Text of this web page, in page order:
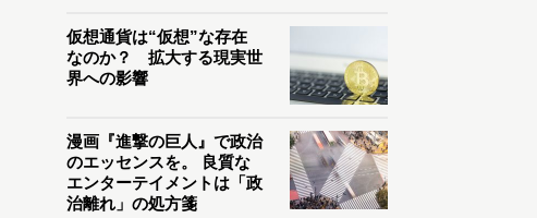
仮想通貨は“仮想”な存在
なのか？ 拡大する現実世
界への影響
漫画『進撃の巨人』で政治
のエッセンスを。 良質な
エンターテイメントは「政
治離れ」の処方箋